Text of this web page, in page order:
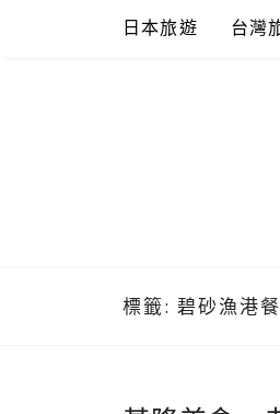
日本旅遊 台灣
標籤: 碧砂漁港